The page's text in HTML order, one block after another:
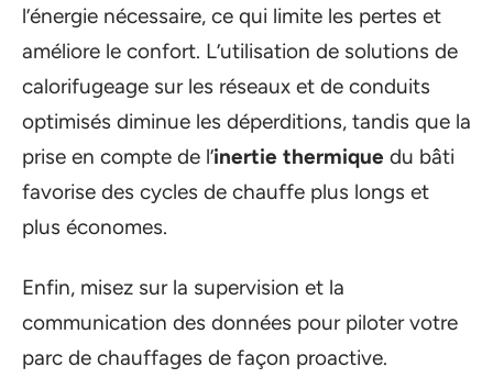
l’énergie nécessaire, ce qui limite les pertes et
améliore le confort. L’utilisation de solutions de
calorifugeage sur les réseaux et de conduits
optimisés diminue les déperditions, tandis que la
prise en compte de l’inertie thermique du bâti
favorise des cycles de chauffe plus longs et
plus économes.
Enfin, misez sur la supervision et la
communication des données pour piloter votre
parc de chauffages de façon proactive.